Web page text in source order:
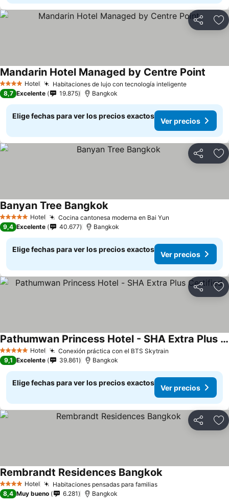
Compartir
4 EstrellasHotel Habitaciones de lujo con tecnología inteligente
Mandarin Hotel Managed by Centre Point
8,7 Excelente 19.875 Bangkok
Elige fechas para ver los precios exactos
Ver precios
Compartir
5 Estrellas Hotel Cocina cantonesa moderna en Bai Yun
Banyan Tree Bangkok
9,4 Excelente 40.677 Bangkok
Elige fechas para ver los precios exactos
Ver precios
Compartir
5 Estrellas Hotel Conexión práctica con el BTS Skytrain
Pathumwan Princess Hotel - SHA Extra Plus Certified
9,1 Excelente 39.861 Bangkok
Elige fechas para ver los precios exactos
Ver precios
Compartir
4 EstrellasHotel Habitaciones pensadas para familias
Rembrandt Residences Bangkok
8,4 Muy bueno 6.281 Bangkok